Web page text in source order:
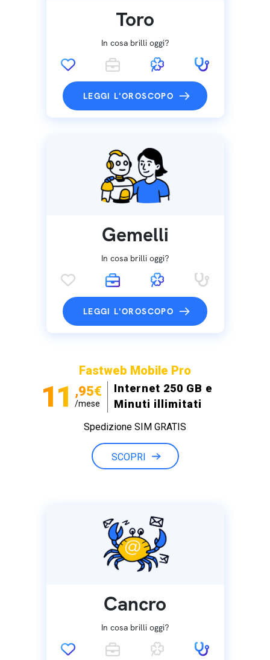
Toro
In cosa brilli oggi?
LEGGI L'OROSCOPO
Gemelli
In cosa brilli oggi?
LEGGI L'OROSCOPO
Fastweb Mobile Pro
11 ,95€
/mese
Internet 250 GB e
Minuti illimitati
Spedizione SIM GRATIS
SCOPRI
Cancro
In cosa brilli oggi?